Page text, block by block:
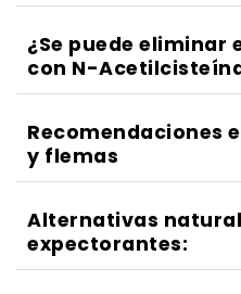
¿Se puede eliminar
con N-
Recomendaciones
y flemas
Alternativas
expectorantes: